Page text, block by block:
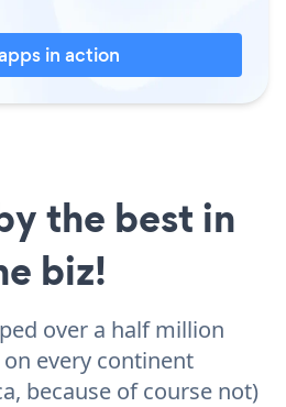
in action
the best in
biz!
over a half million
every continent
because of course not)